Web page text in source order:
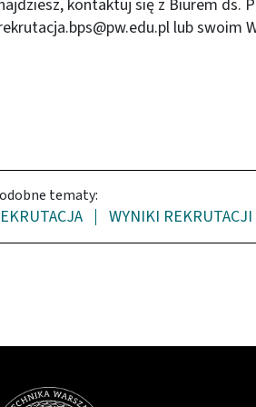
kontaktuj się z Biurem ds.
lub swoim
tematy:
WYNIKI REKRUTACJI